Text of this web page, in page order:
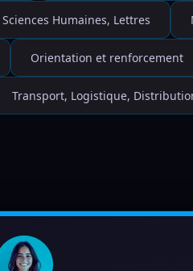
Humaines, Lettres
Orientation et renforcement
Transport, Logistique,